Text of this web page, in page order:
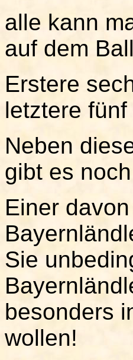
alle kann
auf dem
Erstere
letztere
Neben
gibt es
Einer
Sie
besonders
wollen!